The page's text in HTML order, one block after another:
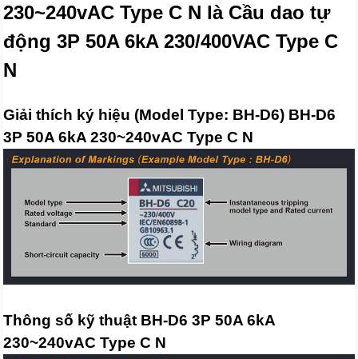
230~240vAC Type C N là Cầu dao tự
động 3P 50A 6kA 230/400VAC Type C
N
Giải thích ký hiệu (Model Type: BH-D6) BH-D6
3P 50A 6kA 230~240vAC Type C N
Thông số kỹ thuật BH-D6 3P 50A 6kA
230~240vAC Type C N